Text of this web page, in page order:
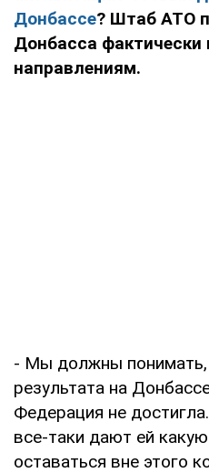
Донбассе? Штаб АТО
Донбасса фактически
направлениям.
- Мы должны понимать,
результата на
Федерация не
все-таки дают ей
оставаться вне этого